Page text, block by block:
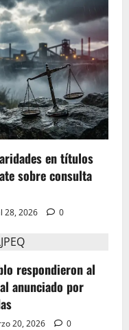
en títulos
sobre consulta
28, 2026
0
respondieron al
anunciado por
20, 2026 0